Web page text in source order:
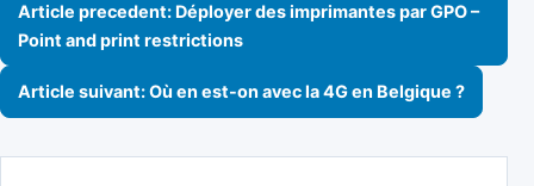
Navigation de l’article
Article precedent: Déployer des imprimantes par GPO –
Point and print restrictions
Article suivant: Où en est-on avec la 4G en Belgique ?